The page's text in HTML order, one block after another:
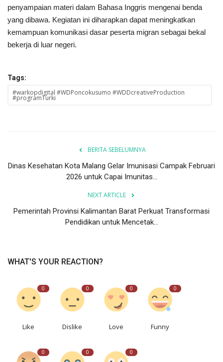
penyampaian materi dalam Bahasa Inggris mengenai benda
yang dibawa. Kegiatan ini diharapkan dapat meningkatkan
kemampuan komunikasi dasar peserta migran sebagai bekal
bekerja di luar negeri.
Tags:
#warkopdigital #WDPoncokusumo #WDDcreativeProduction
#programTurki
BERITA SEBELUMNYA
Dinas Kesehatan Kota Malang Gelar Imunisasi Campak Februari
2026 untuk Capai Imunitas...
NEXT ARTICLE
Pemerintah Provinsi Kalimantan Barat Perkuat Transformasi
Pendidikan untuk Mencetak...
WHAT'S YOUR REACTION?
0
Like
0
Dislike
0
Love
0
Funny
0 0 0